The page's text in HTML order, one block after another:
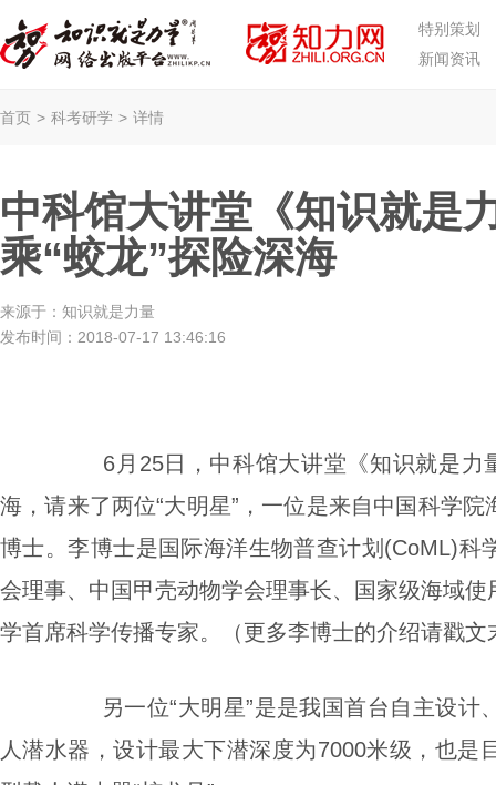
特别策划
新闻资讯
首页 > 科考研学 > 详情
中科馆大讲堂《知识就是
乘“蛟龙”探险深海
来源于： 知识就是力量
发布时间： 2018-07-17 13:46:16
6 月 25日，中科馆大讲堂《知识就是力
海，请来了两位“大明星”， 一位是来自中国科学院
博士。李博士是国际海洋生物普查计划 (CoML)科
会理事、中国甲壳动物学会理事长、国家级海域
学首席科学传播专家。
（更多李博士的介绍请戳
另一位“大明星”是是我国首台自主设计
人潜水器，设计最大下潜深度为7000米级，也是